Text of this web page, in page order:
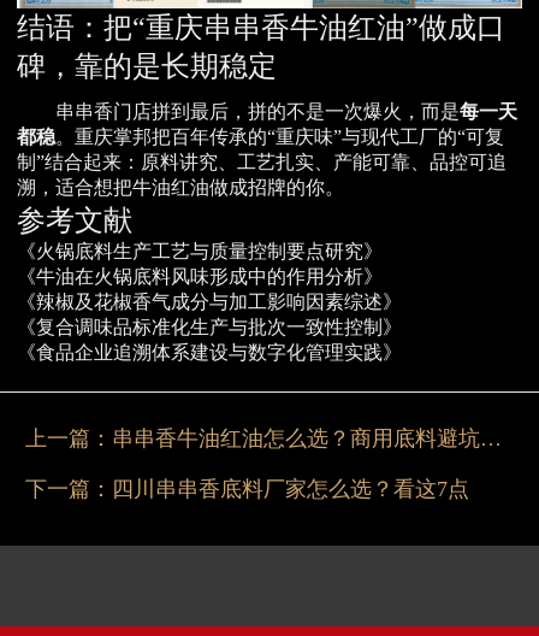
结语：把“重庆串串香牛油红油”做成口
碑，靠的是长期稳定
串串香门店拼到最后，拼的不是一次爆火，而是每一天
都稳。重庆掌邦把百年传承的“重庆味”与现代工厂的“可复
制”结合起来：原料讲究、工艺扎实、产能可靠、品控可追
溯，适合想把牛油红油做成招牌的你。
参考文献
《火锅底料生产工艺与质量控制要点研究》
《牛油在火锅底料风味形成中的作用分析》
《辣椒及花椒香气成分与加工影响因素综述》
《复合调味品标准化生产与批次一致性控制》
《食品企业追溯体系建设与数字化管理实践》
上一篇： 串串香牛油红油怎么选？商用底料避坑指南
下一篇： 四川串串香底料厂家怎么选？看这7点